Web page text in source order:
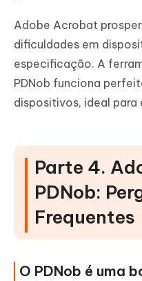
Adobe Acrobat
dificuldades em
especificação. A
PDNob funciona
dispositivos, ideal para
Parte 4.
PDNob:
Frequentes
O PDNob é uma